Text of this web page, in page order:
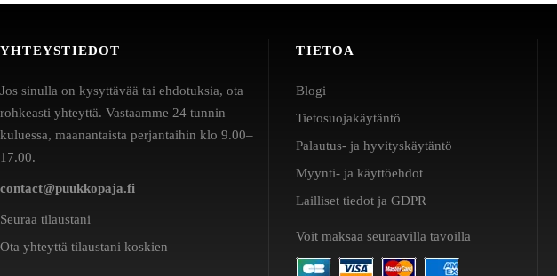
YHTEYSTIEDOT
Jos sinulla on kysyttävää tai ehdotuksia, ota
rohkeasti yhteyttä. Vastaamme 24 tunnin
kuluessa, maanantaista perjantaihin klo 9.00–
17.00.
contact@puukkopaja.fi
Seuraa tilaustani
Ota yhteyttä tilaustani koskien
TIETOA
Blogi
Tietosuojakäytäntö
Palautus- ja hyvityskäytäntö
Myynti- ja käyttöehdot
Lailliset tiedot ja GDPR
Voit maksaa seuraavilla tavoilla